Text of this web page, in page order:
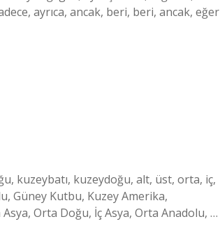
ayrıca, ancak, beri, beri, ancak, eğer
kuzeybatı, kuzeydoğu, alt, üst, orta, iç,
Güney Kutbu, Kuzey Amerika,
Orta Doğu, İç Asya, Orta Anadolu, …